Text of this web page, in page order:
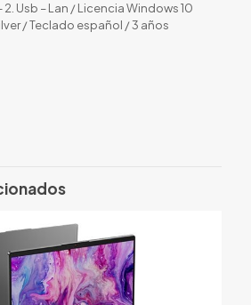
Usb – Lan / Licencia Windows 10
/ Teclado español / 3 años